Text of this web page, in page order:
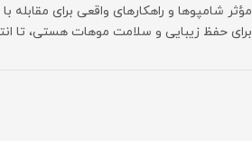
مؤثر شامپوها و راهکارهای واقعی برای
برای حفظ زیبایی و سلامت موهات هستی، تا